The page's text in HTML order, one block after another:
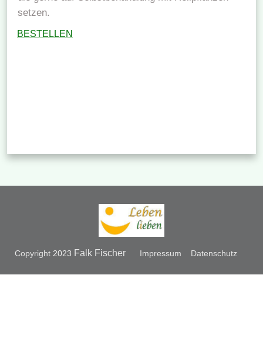
setzen.
BESTELLEN
Copyright 2023 Falk Fischer Impressum Datenschutz